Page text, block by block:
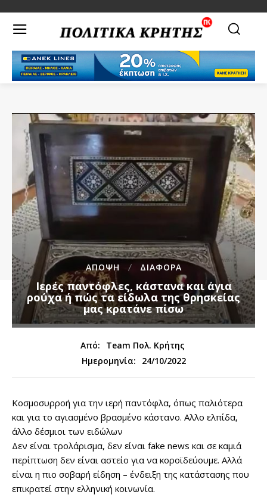
ΑΠΟΨΗ ΔΙΑΦΟΡΑ
Ιερές παντόφλες, κάστανα και άγια
ρούχα ή πώς τα είδωλα της θρησκείας
μας κρατάνε πίσω
Από:
Team Πολ. Κρήτης
Ημερομηνία:
24/10/2022
Κοσμοσυρροή για την ιερή παντόφλα, όπως παλιότερα
και για το αγιασμένο βρασμένο κάστανο. Αλλο ελπίδα,
άλλο δέσμιοι των ειδώλων
Δεν είναι τρολάρισμα, δεν είναι fake news και σε καμιά
περίπτωση δεν είναι αστείο για να κοροϊδεύουμε. Αλλά
είναι η πιο σοβαρή είδηση – ένδειξη της κατάστασης που
επικρατεί στην ελληνική κοινωνία.